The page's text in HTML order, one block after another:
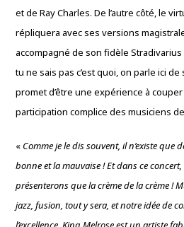
et de Ray Charles. De l’autre côté, le
répliquera avec ses versions
accompagné de son fidèle Stradivarius
tu ne sais pas c’est quoi, on parle ici
promet d’être une expérience à
participation complice des musiciens de
« Comme je le dis souvent, il n’existe que
bonne et la mauvaise ! Et dans ce
présenterons que la crème de la crème !
jazz, fusion, tout y sera, et notre idée de